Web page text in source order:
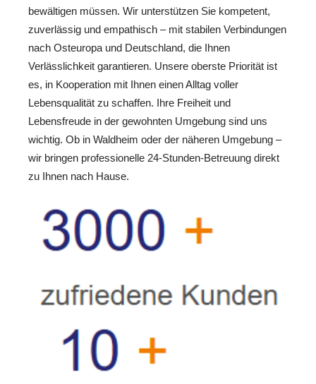
bewältigen müssen. Wir unterstützen Sie kompetent,
zuverlässig und empathisch – mit stabilen Verbindungen
nach Osteuropa und Deutschland, die Ihnen
Verlässlichkeit garantieren. Unsere oberste Priorität ist
es, in Kooperation mit Ihnen einen Alltag voller
Lebensqualität zu schaffen. Ihre Freiheit und
Lebensfreude in der gewohnten Umgebung sind uns
wichtig. Ob in Waldheim oder der näheren Umgebung –
wir bringen professionelle 24-Stunden-Betreuung direkt
zu Ihnen nach Hause.